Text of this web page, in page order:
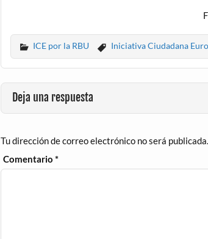
ICE por la RBU Iniciativa Ciudadana
Deja una respuesta
Tu dirección de correo electrónico no será publicada.
Comentario*